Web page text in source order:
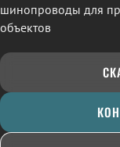
шинопроводы для
объектов